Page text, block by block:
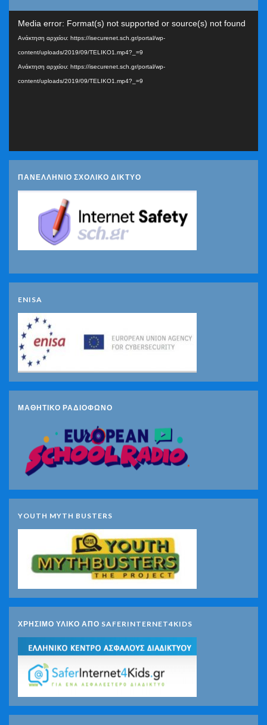
Media error: Format(s) not supported or source(s) not found
Ανάκτηση αρχείου: https://isecurenet.sch.gr/portal/wp-
content/uploads/2019/09/TELIKO1.mp4?_=9
Ανάκτηση αρχείου: https://isecurenet.sch.gr/portal/wp-
content/uploads/2019/09/TELIKO1.mp4?_=9
ΠΑΝΕΛΛΗΝΙΟ ΣΧΟΛΙΚΟ ΔΙΚΤΥΟ
ENISA
ΜΑΘΗΤΙΚΟ ΡΑΔΙΟΦΩΝΟ
YOUTH MYTH BUSTERS
ΧΡΗΣΙΜΟ ΥΛΙΚΟ ΑΠΟ SAFERINTERNET4KIDS